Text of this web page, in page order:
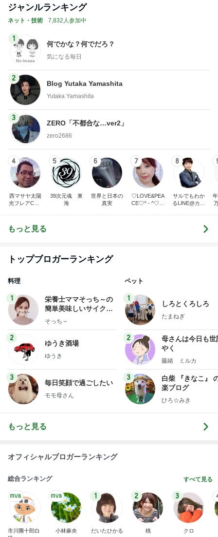
ジャンルランキング
ネット・技術 7,832人参加中
1
何でかな？何でだろ？
気になる毎日
2
Blog Yutaka Yamashita
Yutaka Yamashita
3
ZERO「不都合な…ver2」
zero2686
4
西マサヤ太陽
光フレアCME
海地震と南海
トラフ地震は2
5
39次元魂 東
海
6
世界と日本の
真実
7
♡LOVE&PEA
CE♡^ - ^♡の
8
サルでもわか
るLINE@カフ
発者のつぶや
もっと見る
トップブロガーランキング
料理
1
栄養士ママそっち～の
簡単美味しいサイクル
献立
そっち～
2
ゆうき酒場
ゆうき
3
毎日笑顔で過ごしたい
モモ母さん
ペット
1
しろとくろしろ
たまねぎ
2
母さんは今日も世
やく
藤緒 ミルカ
3
白柴 『きなこ』
楽ブログ
ひろ☆みき
もっと見る
オフィシャルブロガーランキング
総合ランキング すべて見る
市川團十郎白
小林麻央
1
だいたひかる
2
桃
3
クロ